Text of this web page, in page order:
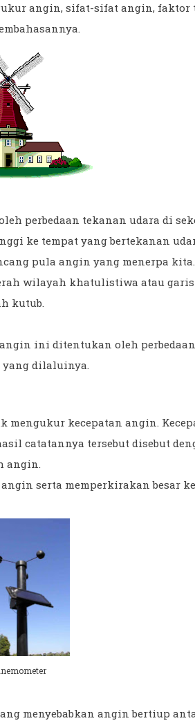
angin, sifat-sifat angin, faktor
perbedaan tekanan udara di
ke tempat yang bertekanan
pula angin yang menerpa
wilayah khatulistiwa atau
kutub.
ini ditentukan oleh
yang dilaluinya.
mengukur kecepatan angin.
catatannya tersebut disebut
angin.
serta memperkirakan besar
menyebabkan angin bertiup